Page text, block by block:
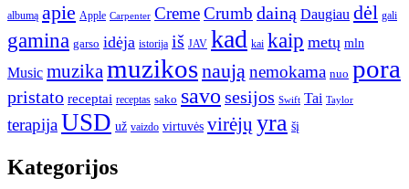
albumą apie Apple Carpenter CremeCrumb dainą Daugiau dėl gali
gamina garso idėja istorija iš JAV kad kai kaip metų mln
Music muzikamuzikosnaują nemokama nuo pora
pristato receptai receptas sako savo sesijos Swift Tai Taylor
terapijaUSD už vaizdo virtuvės virėjų yra šį
Kategorijos